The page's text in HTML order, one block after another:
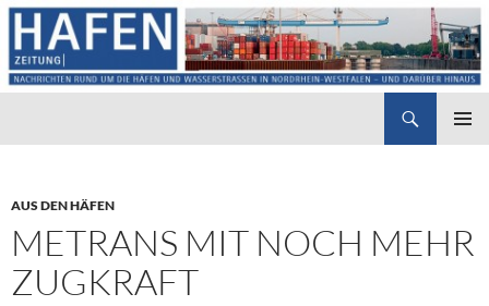
AUS DEN HÄFEN
METRANS MIT NOCH MEHR
ZUGKRAFT